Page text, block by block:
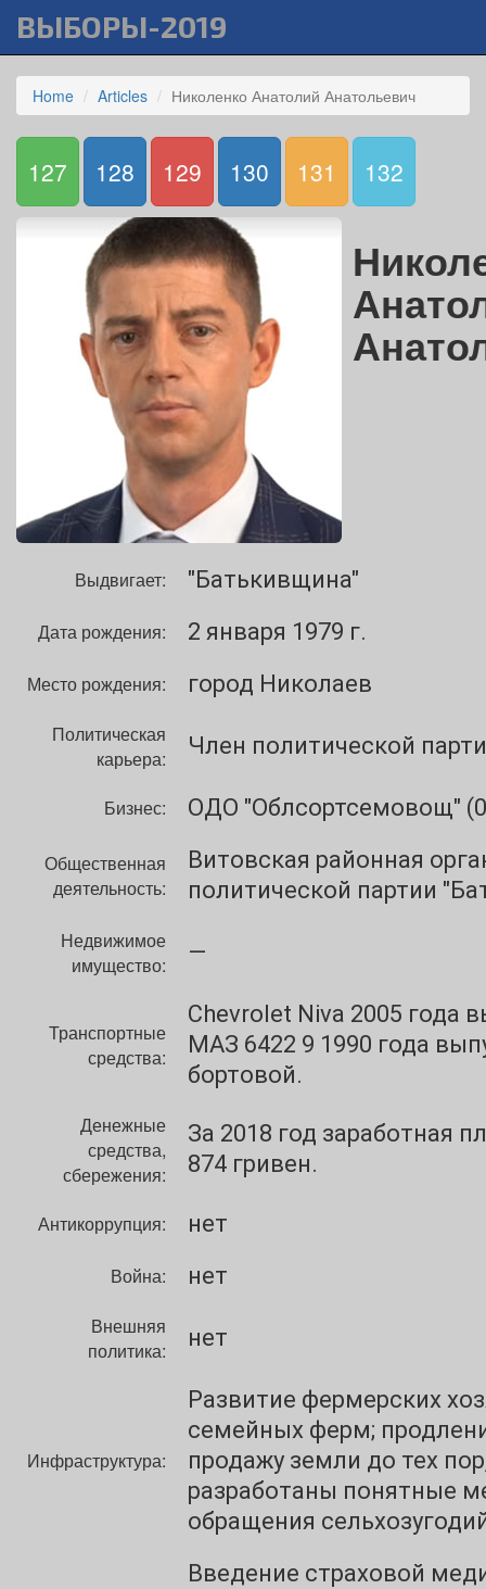
ВЫБОРЫ-2019
Home Articles Николенко Анатолий Анатольевич
127 128 129 130 131 132
Выдвигает: "Батькивщина"
Дата рождения: 2 января 1979 г.
Место рождения: город Николаев
Политическая
карьера:
Член политической
Бизнес: ОДО "Облсортсемовощ"
Общественная
деятельность:
Витовская районная
политической партии
Недвижимое
имущество:
—
Транспортные
средства:
Chevrolet Niva 2005 года
МАЗ 6422 9 1990 года
бортовой.
Денежные
средства,
сбережения:
За 2018 год заработная
874 гривен.
Антикоррупция: нет
Война: нет
Внешняя
политика:
нет
Инфраструктура:
Развитие фермерских
семейных ферм;
продажу земли до тех
разработаны понятные
обращения
Введение страховой